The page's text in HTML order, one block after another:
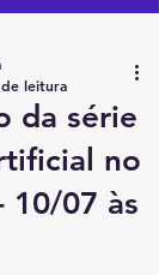
da série
no
10/07 às
leitura